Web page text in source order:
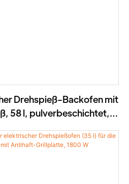
Drehspieß-Backofen mit
58 l, pulverbeschichtet,